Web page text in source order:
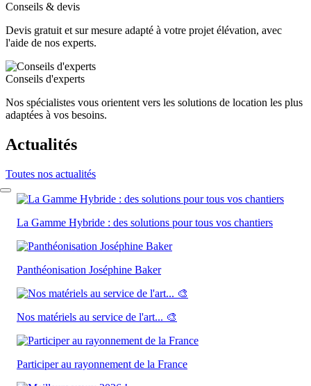
Conseils & devis
Devis gratuit et sur mesure adapté à votre projet élévation, avec
l'aide de nos experts.
Conseils d'experts
Nos spécialistes vous orientent vers les solutions de location les plus
adaptées à vos besoins.
Actualités
Toutes nos actualités
La Gamme Hybride : des solutions pour tous vos chantiers
Panthéonisation Joséphine Baker
Nos matériels au service de l'art... 🎨
Participer au rayonnement de la France